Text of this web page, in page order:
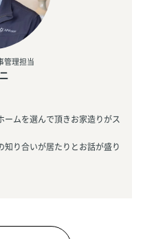
理担当
ムを選んで頂きお家造りがス
り合いが居たりとお話が盛り